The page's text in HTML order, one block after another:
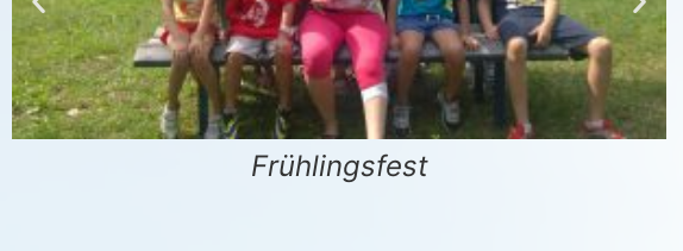
Frühlingsfest